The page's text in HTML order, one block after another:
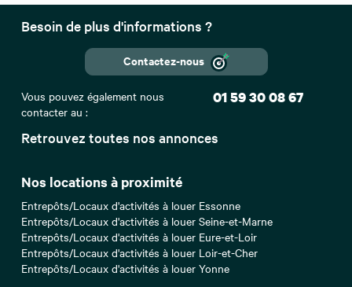
Retrouvez toutes nos annonces
Nos locations à proximité
Entrepôts/Locaux d'activités à louer Essonne
Entrepôts/Locaux d'activités à louer Seine-et-Marne
Entrepôts/Locaux d'activités à louer Eure-et-Loir
Entrepôts/Locaux d'activités à louer Loir-et-Cher
Entrepôts/Locaux d'activités à louer Yonne
Besoin de plus d'informations ?
Contactez-nous
Vous pouvez également nous
contacter au :
01 59 30 08 67